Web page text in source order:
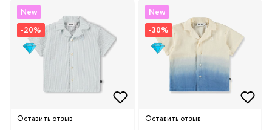
New
-20%
Оставить отзыв
New
-30%
Оставить отзыв